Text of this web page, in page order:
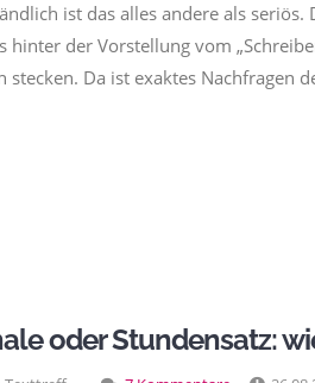
ist das alles andere als
hinter der Vorstellung vom
stecken. Da ist exaktes Nachfragen
oder Stundensatz: